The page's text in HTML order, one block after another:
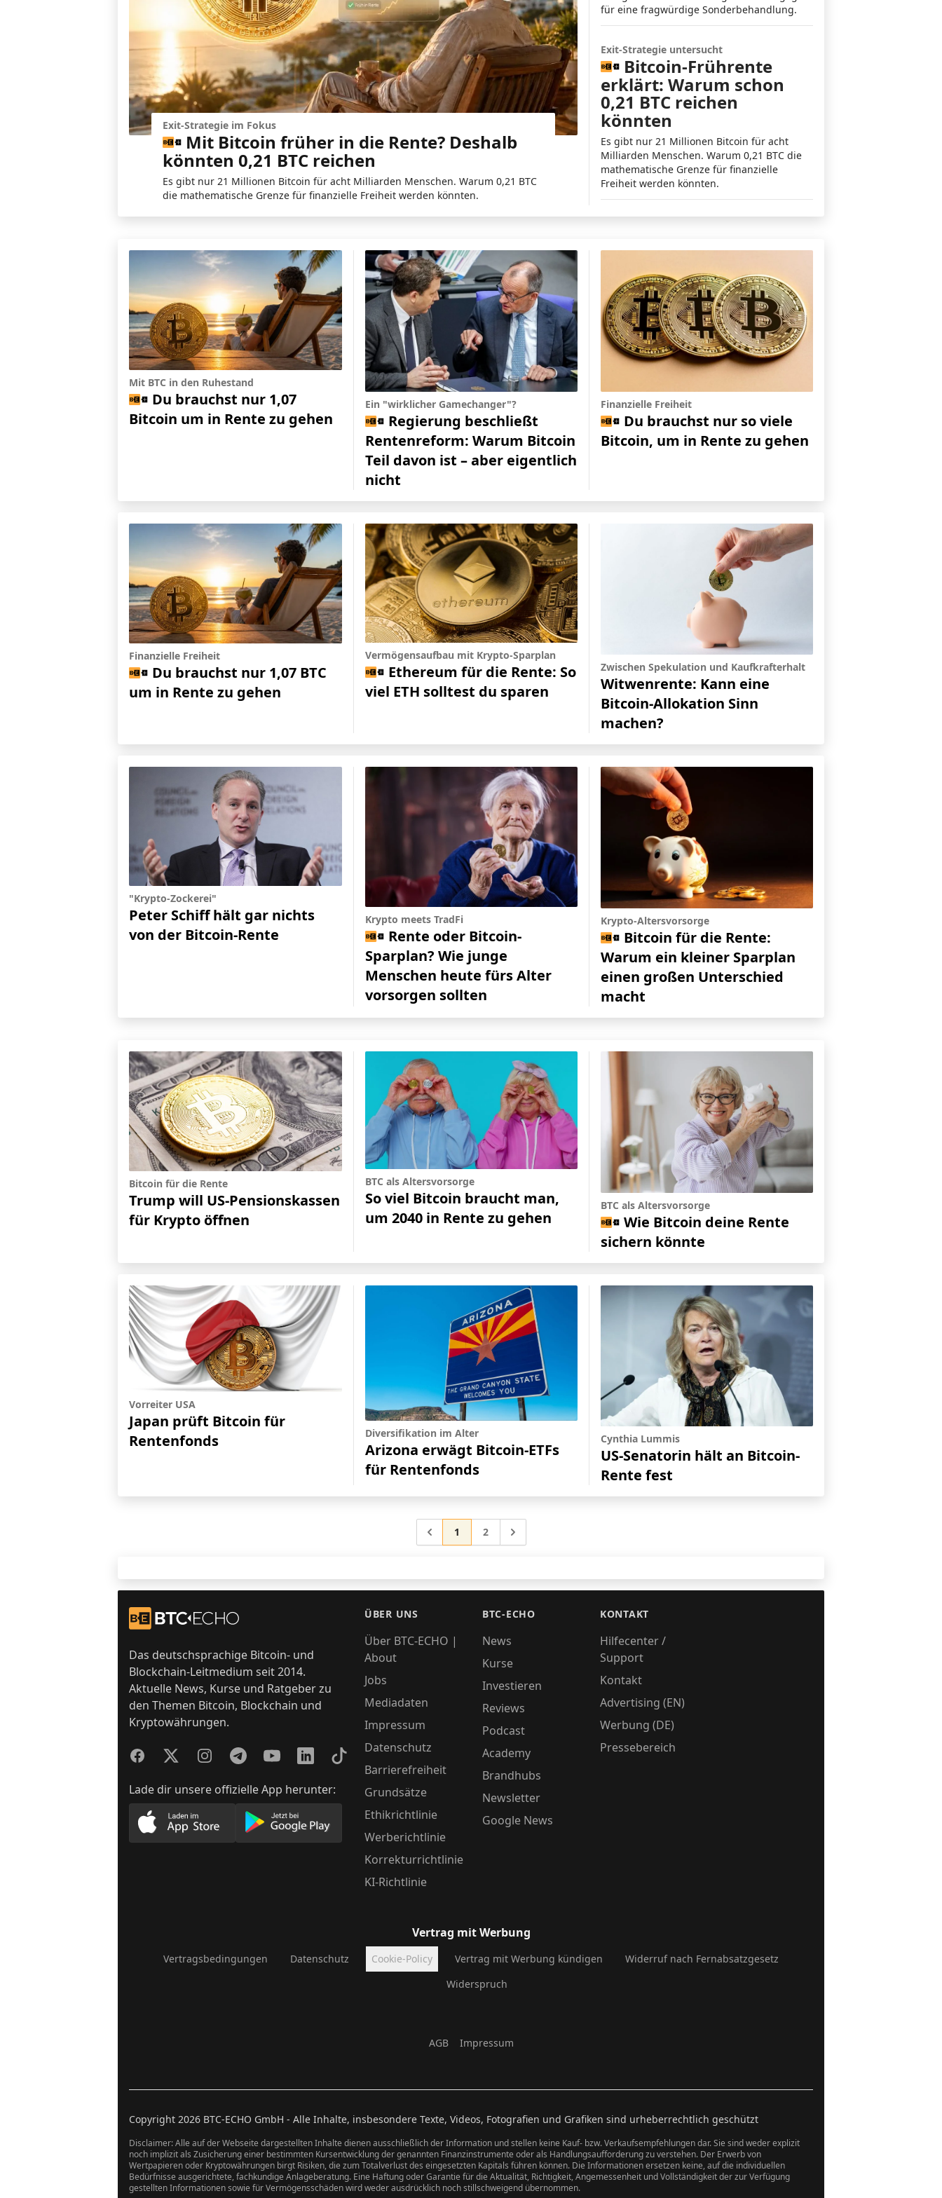
Exit-Strategie im Fokus
Mit Bitcoin früher in die Rente? Deshalb
könnten 0,21 BTC reichen
Es gibt nur 21 Millionen Bitcoin für acht Milliarden Menschen. Warum 0,21 BTC
die mathematische Grenze für finanzielle Freiheit werden könnten.
für eine fragwürdige Sonderbehandlung.
Exit-Strategie untersucht
Bitcoin-Frührente
erklärt: Warum schon
0,21 BTC reichen
könnten
Es gibt nur 21 Millionen Bitcoin für acht
Milliarden Menschen. Warum 0,21 BTC die
mathematische Grenze für finanzielle
Freiheit werden könnten.
Mit BTC in den Ruhestand
Du brauchst nur 1,07
Bitcoin um in Rente zu gehen
Ein "wirklicher Gamechanger"?
Regierung beschließt
Rentenreform: Warum Bitcoin
Teil davon ist – aber eigentlich
nicht
Finanzielle Freiheit
Du brauchst nur so viele
Bitcoin, um in Rente zu gehen
Finanzielle Freiheit
Du brauchst nur 1,07 BTC
um in Rente zu gehen
Vermögensaufbau mit Krypto-Sparplan
Ethereum für die Rente: So
viel ETH solltest du sparen
Zwischen Spekulation und Kaufkrafterhalt
Witwenrente: Kann eine
Bitcoin-Allokation Sinn
machen?
"Krypto-Zockerei"
Peter Schiff hält gar nichts
von der Bitcoin-Rente
Krypto meets TradFi
Rente oder Bitcoin-
Sparplan? Wie junge
Menschen heute fürs Alter
vorsorgen sollten
Krypto-Altersvorsorge
Bitcoin für die Rente:
Warum ein kleiner Sparplan
einen großen Unterschied
macht
Bitcoin für die Rente
Trump will US-Pensionskassen
für Krypto öffnen
BTC als Altersvorsorge
So viel Bitcoin braucht man,
um 2040 in Rente zu gehen
BTC als Altersvorsorge
Wie Bitcoin deine Rente
sichern könnte
Vorreiter USA
Japan prüft Bitcoin für
Rentenfonds
Diversifikation im Alter
Arizona erwägt Bitcoin-ETFs
für Rentenfonds
Cynthia Lummis
US-Senatorin hält an Bitcoin-
Rente fest
Gehe zur Seite
1 Gehe zur Seite
2 Gehe zu
Zur Startseite
Das deutschsprachige Bitcoin- und
Blockchain-Leitmedium seit 2014.
Aktuelle News, Kurse und Ratgeber zu
den Themen Bitcoin, Blockchain und
Kryptowährungen.
FacebookTwitterInstagramTelegramYouTubeLinkedInTikTok
Lade dir unsere offizielle App herunter:
Lade unsere App im AppStore herunterLade unsere App im PlayStore herunter
ÜBER UNS
Über BTC-ECHO |
About
Jobs
Mediadaten
Impressum
Datenschutz
Barrierefreiheit
Grundsätze
Ethikrichtlinie
Werberichtlinie
Korrekturrichtlinie
KI-Richtlinie
BTC-ECHO
News
Kurse
Investieren
Reviews
Podcast
Academy
Brandhubs
Newsletter
Google News
KONTAKT
Hilfecenter /
Support
Kontakt
Advertising (EN)
Werbung (DE)
Pressebereich
Vertrag mit Werbung
Vertragsbedingungen Datenschutz Cookie-Policy Vertrag mit Werbung kündigen
Widerruf nach Fernabsatzgesetz
Widerspruch
AGB Impressum
Copyright 2026 BTC-ECHO GmbH - Alle Inhalte, insbesondere Texte, Videos, Fotografien und Grafiken sind urheberrechtlich geschützt
Disclaimer: Alle auf der Webseite dargestellten Inhalte dienen ausschließlich der Information und stellen keine Kauf- bzw. Verkaufsempfehlungen dar. Sie sind weder explizit
noch implizit als Zusicherung einer bestimmten Kursentwicklung der genannten Finanzinstrumente oder als Handlungsaufforderung zu verstehen. Der Erwerb von
Wertpapieren oder Kryptowährungen birgt Risiken, die zum Totalverlust des eingesetzten Kapitals führen können. Die Informationen ersetzen keine, auf die individuellen
Bedürfnisse ausgerichtete, fachkundige Anlageberatung. Eine Haftung oder Garantie für die Aktualität, Richtigkeit, Angemessenheit und Vollständigkeit der zur Verfügung
gestellten Informationen sowie für Vermögensschäden wird weder ausdrücklich noch stillschweigend übernommen.